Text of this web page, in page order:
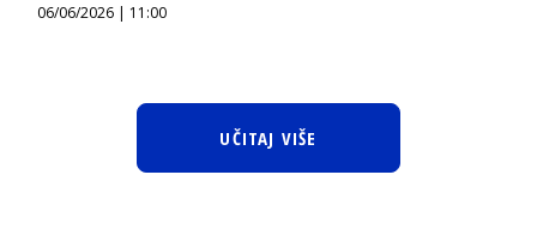
06/06/2026 | 11:00
UČITAJ VIŠE